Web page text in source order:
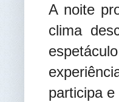
A noite
clima
participa